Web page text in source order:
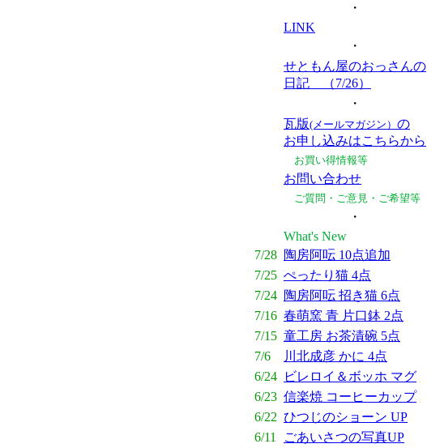
・
LINK
・
せともん屋のおっさんの
日記 （7/26）
・
瓦版(メールマガジン） の
お申し込みはこちらから
お買い得情報等
お問い合わせ
ご質問・ご意見・ご希望等
・
What's New
7/28 陶房阿呍 10点追加
7/25 ぺったり猫 4点
7/24 陶房阿呍 招き猫 6点
7/16 春萌窯 青 片口鉢 2点
7/15 童工房 お茶漬碗 5点
7/6
川北成彦 かに 4点
6/24
ビレロイ＆ボッホ マグ
6/23 信楽焼 コーヒーカップ
6/22 ひつじのショーン UP
6/11
ごあいさつの写真UP